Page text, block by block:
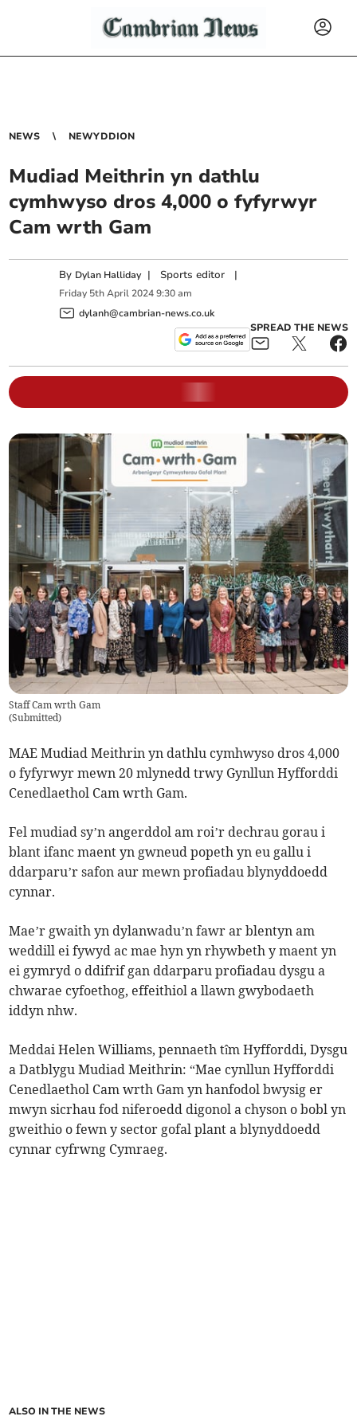
NEWS NEWYDDION
Mudiad Meithrin yn dathlu
cymhwyso dros 4,000 o fyfyrwyr
Cam wrth Gam
By Dylan Halliday | Sports editor |
Friday 5th April 2024 9:30 am
dylanh@cambrian-news.co.uk
SPREAD THE NEWS
Staff Cam wrth Gam
(Submitted)
MAE Mudiad Meithrin yn dathlu cymhwyso dros 4,000
o fyfyrwyr mewn 20 mlynedd trwy Gynllun Hyfforddi
Cenedlaethol Cam wrth Gam.
Fel mudiad sy’n angerddol am roi’r dechrau gorau i
blant ifanc maent yn gwneud popeth yn eu gallu i
ddarparu’r safon aur mewn profiadau blynyddoedd
cynnar.
Mae’r gwaith yn dylanwadu’n fawr ar blentyn am
weddill ei fywyd ac mae hyn yn rhywbeth y maent yn
ei gymryd o ddifrif gan ddarparu profiadau dysgu a
chwarae cyfoethog, effeithiol a llawn gwybodaeth
iddyn nhw.
Meddai Helen Williams, pennaeth tîm Hyfforddi, Dysgu
a Datblygu Mudiad Meithrin: “Mae cynllun Hyfforddi
Cenedlaethol Cam wrth Gam yn hanfodol bwysig er
mwyn sicrhau fod niferoedd digonol a chyson o bobl yn
gweithio o fewn y sector gofal plant a blynyddoedd
cynnar cyfrwng Cymraeg.
ALSO IN THE NEWS